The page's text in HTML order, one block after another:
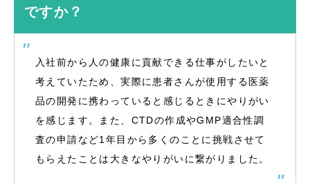
ですか？
入社前から人の健康に貢献できる仕事がしたいと
考えていたため、実際に患者さんが使用する医薬
品の開発に携わっていると感じるときにやりがい
を感じます。また、CTDの作成やGMP適合性調
査の申請など1年目から多くのことに挑戦させて
もらえたことは大きなやりがいに繋がりました。